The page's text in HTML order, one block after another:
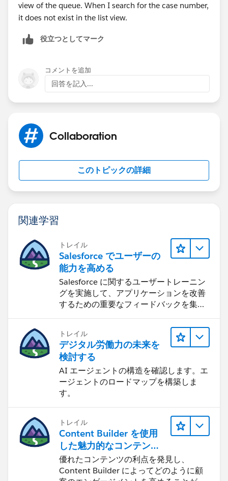
view of the queue. When I search for the case number,
it does not exist in the list view.
役立つとしてマーク
コメントを追加
回答を記入...
Collaboration
このトピックの詳細
関連学習
トレイル
Salesforce でユーザーの
能力を高める
Salesforce に関するユーザートレーニン
グを実施して、アプリケーションを改善
するための重要なフィードバックを集め
ます。
トレイル
デジタル労働力の未来を
検討する
AI エージェントの構造を確認します。エ
ージェントのロードマップを構築しま
す。
トレイル
Content Builder を使用
した魅力的なコンテンツ
の作成
優れたコンテンツの利点を発見し、
Content Builder によってどのように顧